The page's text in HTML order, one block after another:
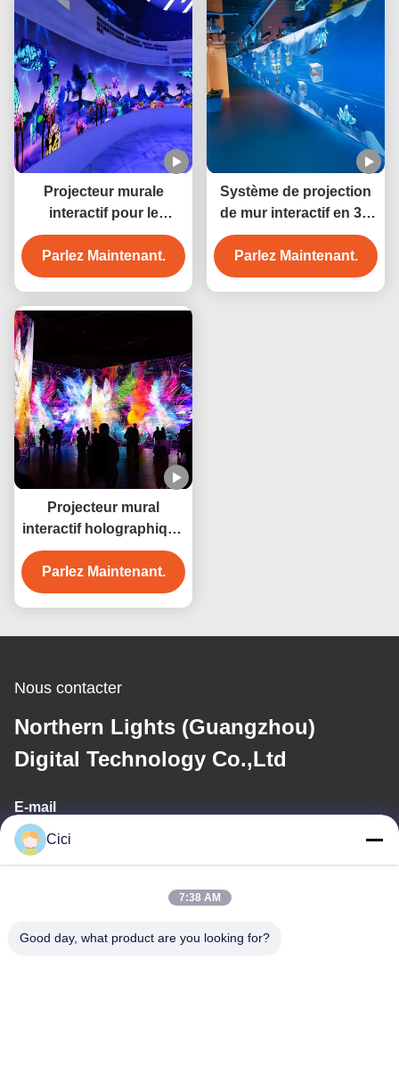
Projecteur murale
interactif pour le
tourisme culturel
Parlez Maintenant.
Système de projection
de mur interactif en 3D
pour hôtel
Parlez Maintenant.
Projecteur mural
interactif holographique
3200
Parlez Maintenant.
Nous contacter
Northern Lights (Guangzhou)
Digital Technology Co.,Ltd
E-mail
sales03@bjgprojection.com
Adresse
Cici
7:38 AM
Good day, what product are you looking for?